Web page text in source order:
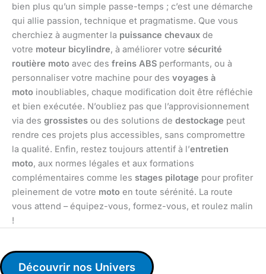
bien plus qu’un simple passe-temps ; c’est une démarche
qui allie passion, technique et pragmatisme. Que vous
cherchiez à augmenter la puissance chevaux de
votre moteur bicylindre, à améliorer votre sécurité
routière moto avec des freins ABS performants, ou à
personnaliser votre machine pour des voyages à
moto inoubliables, chaque modification doit être réfléchie
et bien exécutée. N’oubliez pas que l’approvisionnement
via des grossistes ou des solutions de destockage peut
rendre ces projets plus accessibles, sans compromettre
la qualité. Enfin, restez toujours attentif à l’entretien
moto, aux normes légales et aux formations
complémentaires comme les stages pilotage pour profiter
pleinement de votre moto en toute sérénité. La route
vous attend – équipez-vous, formez-vous, et roulez malin
!
Découvrir nos Univers